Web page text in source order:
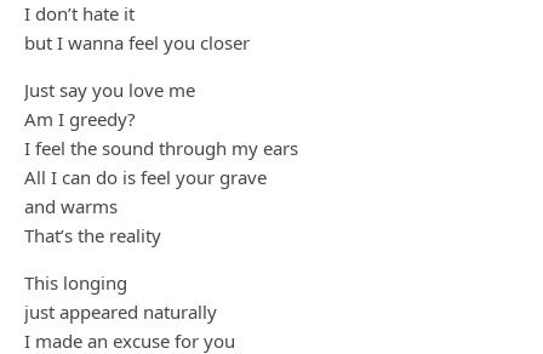
I don’t hate it
but I wanna feel you closer
Just say you love me
Am I greedy?
I feel the sound through my ears
All I can do is feel your grave
and warms
That’s the reality
This longing
just appeared naturally
I made an excuse for you